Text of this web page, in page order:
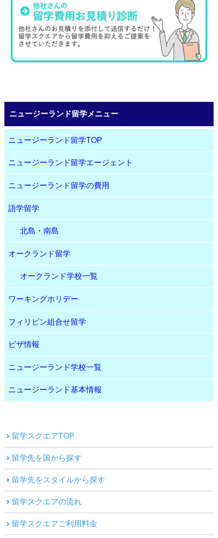
ニュージーランド留学メニュー
ニュージーランド留学TOP
ニュージーランド留学エージェント
ニュージーランド留学の費用
語学留学
北島・南島
オークランド留学
オークランド学校一覧
ワーキングホリデー
フィリピン組合せ留学
ビザ情報
ニュージーランド学校一覧
ニュージーランド基本情報
留学スクエアTOP
留学先を国から探す
留学先をスタイルから探す
留学スクエアの流れ
留学スクエアご利用料金